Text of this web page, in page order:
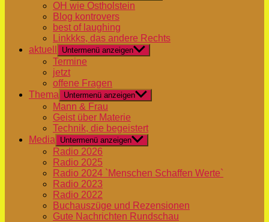
OH wie Ostholstein
Blog kontrovers
best of laughing
Linkkks, das andere Rechts
aktuell
Untermenü anzeigen
Termine
jetzt
offene Fragen
Thema
Untermenü anzeigen
Mann & Frau
Geist über Materie
Technik, die begeistert
Media
Untermenü anzeigen
Radio 2026
Radio 2025
Radio 2024 `Menschen Schaffen Werte`
Radio 2023
Radio 2022
Buchauszüge und Rezensionen
Gute Nachrichten Rundschau